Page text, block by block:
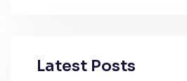
Latest Posts